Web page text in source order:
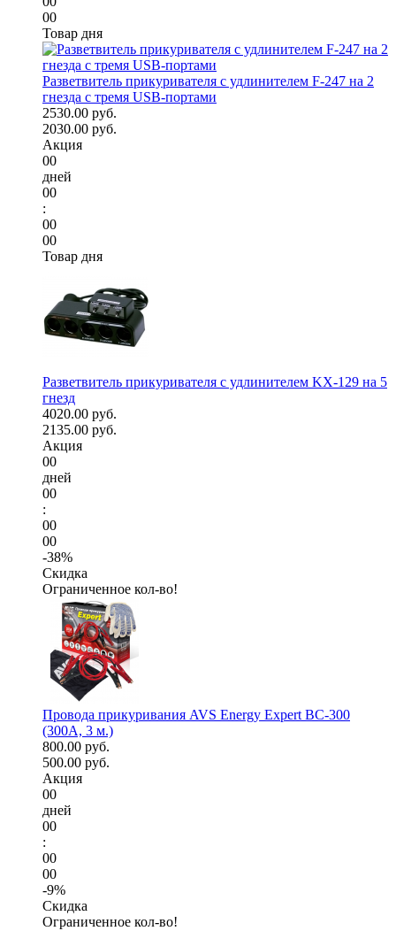
00
Товар дня
Разветвитель прикуривателя с удлинителем F-247 на 2
гнезда с тремя USB-портами
2530.00 руб.
2030.00 руб.
Акция
00
дней
00
:
00
00
Товар дня
Разветвитель прикуривателя с удлинителем KX-129 на 5
гнезд
4020.00 руб.
2135.00 руб.
Акция
00
дней
00
:
00
00
-38%
Скидка
Ограниченное кол-во!
Провода прикуривания AVS Energy Expert BC-300
(300А, 3 м.)
800.00 руб.
500.00 руб.
Акция
00
дней
00
:
00
00
-9%
Скидка
Ограниченное кол-во!